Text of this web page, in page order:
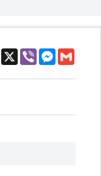
WhatsApp
X ViberMessenger